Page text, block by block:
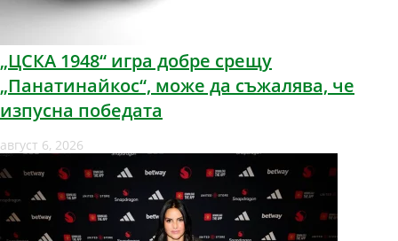
„ЦСКА 1948“ игра добре срещу
„Панатинайкос“, може да съжалява, че
изпусна победата
август 6, 2026